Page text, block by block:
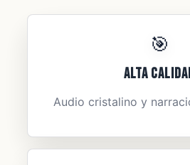
🎯
Alta
Audio cristalino y